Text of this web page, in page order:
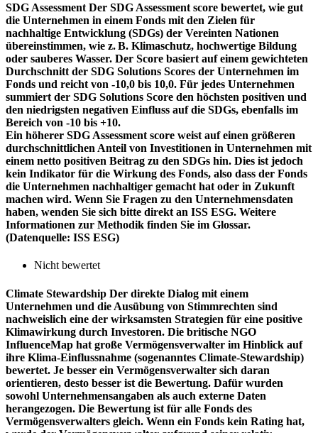
SDG Assessment Der SDG Assessment score bewertet, wie gut
die Unternehmen in einem Fonds mit den Zielen für
nachhaltige Entwicklung (SDGs) der Vereinten Nationen
übereinstimmen, wie z. B. Klimaschutz, hochwertige Bildung
oder sauberes Wasser. Der Score basiert auf einem gewichteten
Durchschnitt der SDG Solutions Scores der Unternehmen im
Fonds und reicht von -10,0 bis 10,0. Für jedes Unternehmen
summiert der SDG Solutions Score den höchsten positiven und
den niedrigsten negativen Einfluss auf die SDGs, ebenfalls im
Bereich von -10 bis +10.
Ein höherer SDG Assessment score weist auf einen größeren
durchschnittlichen Anteil von Investitionen in Unternehmen mit
einem netto positiven Beitrag zu den SDGs hin. Dies ist jedoch
kein Indikator für die Wirkung des Fonds, also dass der Fonds
die Unternehmen nachhaltiger gemacht hat oder in Zukunft
machen wird. Wenn Sie Fragen zu den Unternehmensdaten
haben, wenden Sie sich bitte direkt an ISS ESG. Weitere
Informationen zur Methodik finden Sie im Glossar.
(Datenquelle: ISS ESG)
Nicht bewertet
Climate Stewardship Der direkte Dialog mit einem
Unternehmen und die Ausübung von Stimmrechten sind
nachweislich eine der wirksamsten Strategien für eine positive
Klimawirkung durch Investoren. Die britische NGO
InfluenceMap hat große Vermögensverwalter im Hinblick auf
ihre Klima-Einflussnahme (sogenanntes Climate-Stewardship)
bewertet. Je besser ein Vermögensverwalter sich daran
orientieren, desto besser ist die Bewertung. Dafür wurden
sowohl Unternehmensangaben als auch externe Daten
herangezogen. Die Bewertung ist für alle Fonds des
Vermögensverwalters gleich. Wenn ein Fonds kein Rating hat,